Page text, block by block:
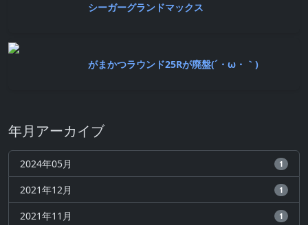
シーガーグランドマックス
がまかつラウンド25Rが廃盤(´・ω・｀)
年月アーカイブ
2024年05月 1
2021年12月 1
2021年11月 1